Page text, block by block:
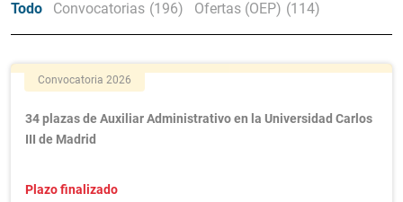
Todo Convocatorias (196) Ofertas (OEP) (114)
Convocatoria 2026
34 plazas de Auxiliar Administrativo en la Universidad Carlos
III de Madrid
Plazo finalizado